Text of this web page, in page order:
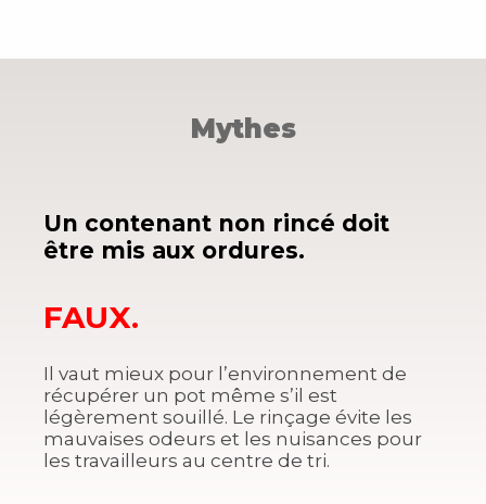
Mythes
Un contenant non rincé doit
être mis aux ordures.
FAUX.
Il vaut mieux pour l’environnement de
récupérer un pot même s’il est
légèrement souillé. Le rinçage évite les
mauvaises odeurs et les nuisances pour
les travailleurs au centre de tri.